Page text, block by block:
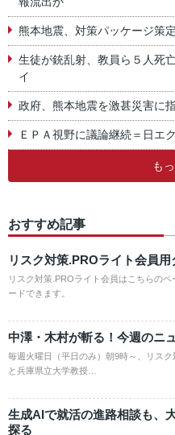
熊本地震、対策パッケージ策
生徒が銃乱射、教員ら５人死
イ
政府、熊本地震を激甚災害に
ＥＰＡ視野に議論継続＝日エ
も
おすすめ記事
リスク対策.PROライト会員
リスク対策.PROライト会員はこちらの
ードできます。
中澤・木村が斬る！今週のニ
毎週火曜日（平日のみ）朝9時～、リス
と兵庫県立大学教授…
生成AIで就活の進路相談も、
探る